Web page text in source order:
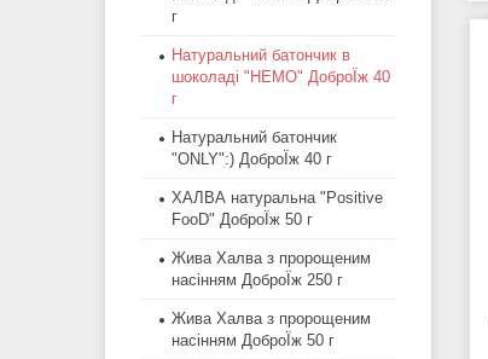
г
Натуральний батончик в
шоколаді "HEMO" ДоброЇж 40
г
Натуральний батончик
"ONLY":) ДоброЇж 40 г
ХАЛВА натуральна "Positive
FooD" ДоброЇж 50 г
Жива Халва з пророщеним
насінням ДоброЇж 250 г
Жива Халва з пророщеним
насінням ДоброЇж 50 г